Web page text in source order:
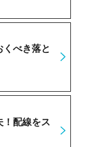
くべき落と
！配線をス